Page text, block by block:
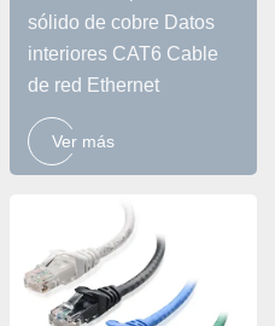
sólido de cobre Datos
interiores CAT6 Cable
de red Ethernet
Ver más